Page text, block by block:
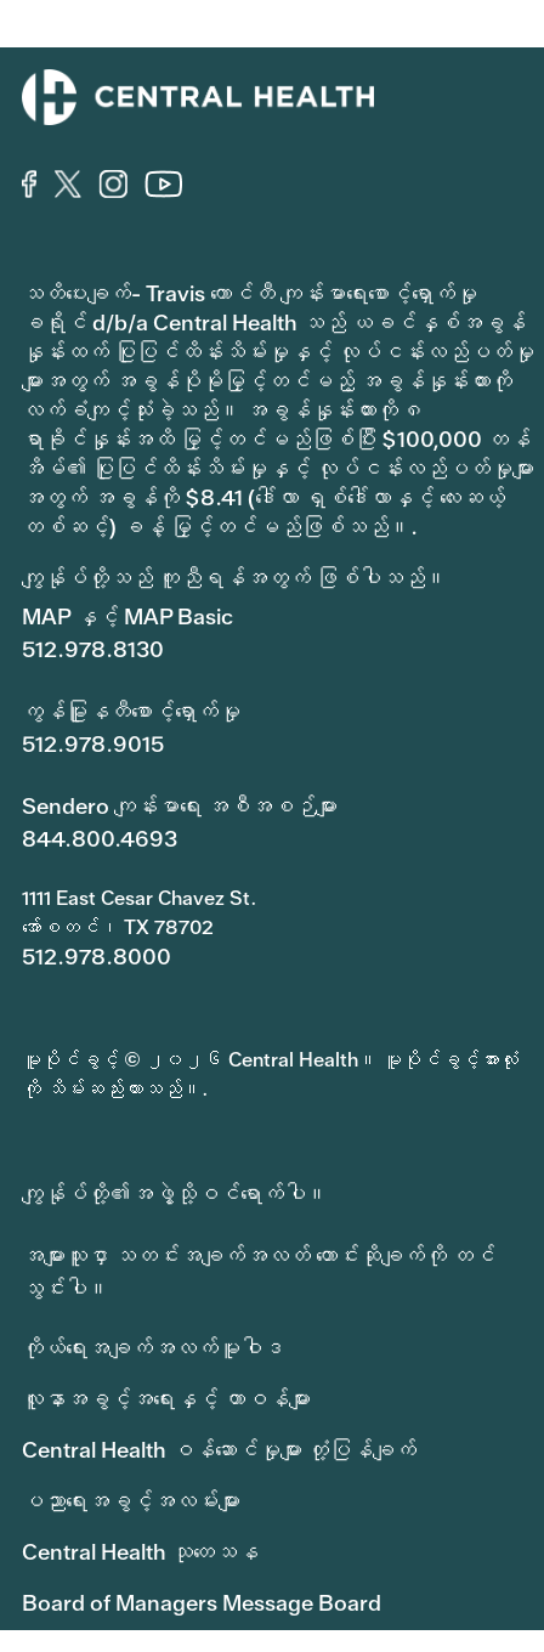
သတိပေးချက်- Travis ကောင်တီ ကျန်းမာရေးစောင့်ရှောက်မှု
ခရိုင် d/b/a Central Health သည် ယခင်နှစ်အခွန်
နှုန်းထက် ပြုပြင်ထိန်းသိမ်းမှုနှင့် လုပ်ငန်းလည်ပတ်မှု
များအတွက် အခွန်ပိုမိုမြှင့်တင်မည့် အခွန်နှုန်းထားကို
လက်ခံကျင့်သုံးခဲ့သည်။ အခွန်နှုန်းထားကို ၈
ရာခိုင်နှုန်းအထိ မြှင့်တင်မည်ဖြစ်ပြီး $100,000 တန်
အိမ်၏ ပြုပြင်ထိန်းသိမ်းမှုနှင့် လုပ်ငန်းလည်ပတ်မှုများ
အတွက် အခွန်ကို $8.41 (ဒေါ်လာ ရှစ်ဒေါ်လာနှင့် လေးဆယ့်
တစ်ဆင့်) ခန့် မြှင့်တင်မည်ဖြစ်သည်။.
ကျွန်ုပ်တို့သည် ကူညီရန်အတွက် ဖြစ်ပါသည်။
MAP နှင့် MAP Basic
512.978.8130
ကွန်မြူနတီစောင့်ရှောက်မှု
512.978.9015
Sendero ကျန်းမာရေး အစီအစဉ်များ
844.800.4693
1111 East Cesar Chavez St.
အော်စတင်၊ TX 78702
512.978.8000
မူပိုင်ခွင့် © ၂၀၂၆ Central Health။ မူပိုင်ခွင့်အားလုံး
ကို သိမ်းဆည်းထားသည်။.
ကျွန်ုပ်တို့၏အဖွဲ့သို့ဝင်ရောက်ပါ။
အများသူငှာ သတင်းအချက်အလတ် တောင်းဆိုချက်ကို တင်
သွင်းပါ။
ကိုယ်ရေးအချက်အလက်မူဝါဒ
လူနာအခွင့်အရေးနှင့် တာဝန်များ
Central Health ဝန်ဆောင်မှုများ တုံ့ပြန်ချက်
ပညာရေးအခွင့်အလမ်းများ
Central Health သုတေသန
Board of Managers Message Board